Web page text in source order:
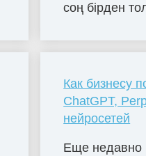
соң бірден
Как бизнесу
ChatGPT,
нейросетей
Еще недавно